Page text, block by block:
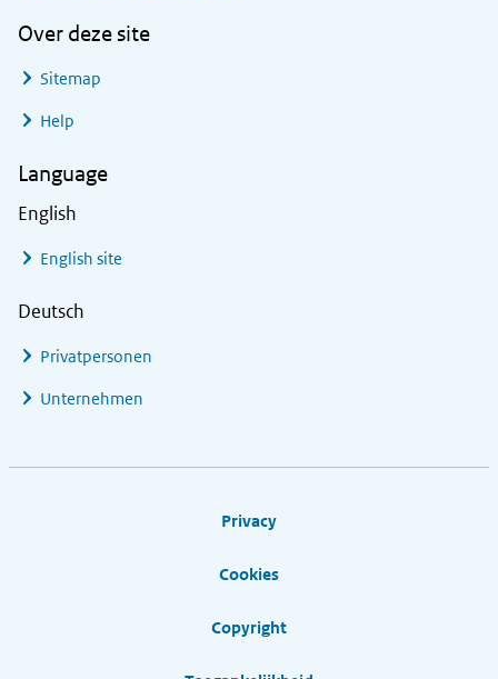
Over deze site
Sitemap
Help
Language
English
English site
Deutsch
Privatpersonen
Unternehmen
Privacy
Cookies
Copyright